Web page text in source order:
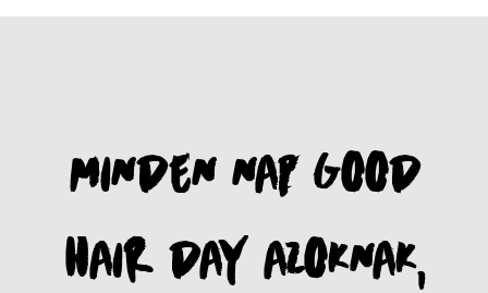
MINDEN NAP GOOD
HAIR DAY AZOKNAK,